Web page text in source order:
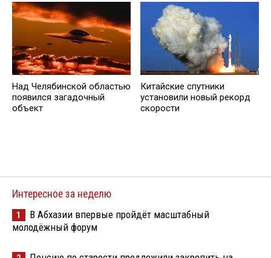
Над Челябинской областью
появился загадочный
объект
Китайские спутники
установили новый рекорд
скорости
Интересное за неделю
1
В Абхазии впервые пройдёт масштабный
молодёжный форум